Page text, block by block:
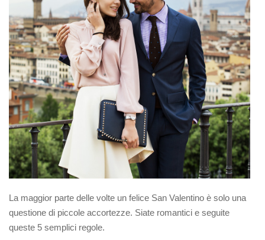
La maggior parte delle volte un felice San Valentino è solo una
questione di piccole accortezze. Siate romantici e seguite
queste 5 semplici regole.